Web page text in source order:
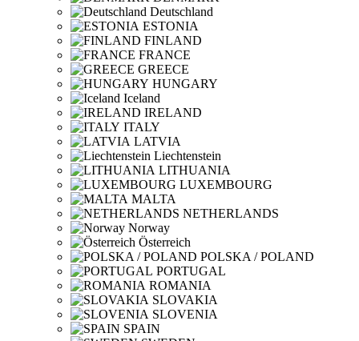
Deutschland
ESTONIA
FINLAND
FRANCE
GREECE
HUNGARY
Iceland
IRELAND
ITALY
LATVIA
Liechtenstein
LITHUANIA
LUXEMBOURG
MALTA
NETHERLANDS
Norway
Österreich
POLSKA / POLAND
PORTUGAL
ROMANIA
SLOVAKIA
SLOVENIA
SPAIN